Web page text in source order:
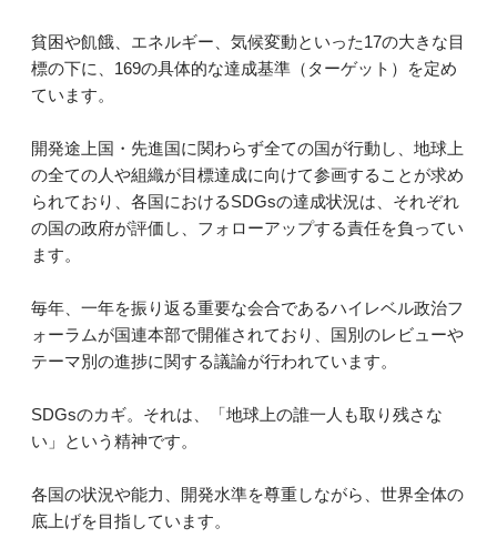
貧困や飢餓、エネルギー、気候変動といった17の大きな目
標の下に、169の具体的な達成基準（ターゲット）を定め
ています。
開発途上国・先進国に関わらず全ての国が行動し、地球上
の全ての人や組織が目標達成に向けて参画することが求め
られており、各国におけるSDGsの達成状況は、それぞれ
の国の政府が評価し、フォローアップする責任を負ってい
ます。
毎年、一年を振り返る重要な会合であるハイレベル政治フ
ォーラムが国連本部で開催されており、国別のレビューや
テーマ別の進捗に関する議論が行われています。
SDGsのカギ。それは、「地球上の誰一人も取り残さな
い」という精神です。
各国の状況や能力、開発水準を尊重しながら、世界全体の
底上げを目指しています。